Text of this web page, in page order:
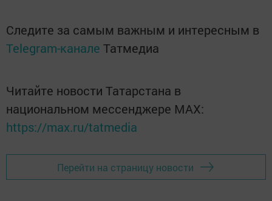
Следите за самым важным и интересным в
Telegram-канале Татмедиа
Читайте новости Татарстана в
национальном мессенджере MАХ:
https://max.ru/tatmedia
Перейти на страницу новости